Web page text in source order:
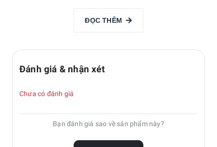
ĐỌC THÊM
Đánh giá & nhận xét
Chưa có đánh giá
Bạn đánh giá sao về sản phẩm này?